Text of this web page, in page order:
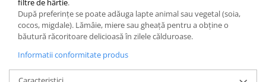
După preferințe se poate adăuga lapte animal sau vegetal (soia,
cocos, migdale). Lămâie, miere sau gheață pentru a obține o
băutură răcoritoare delicioasă în zilele călduroase.
Informatii conformitate produs